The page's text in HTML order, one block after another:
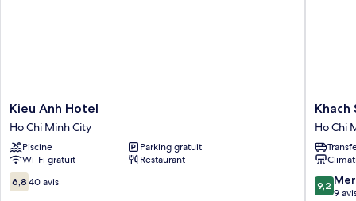
Kieu
Anh
Hotel
Ho
Chi
Minh
City
Kieu Anh Hotel
Ho Chi Minh City
Piscine
Parking gratuit
Wi-Fi gratuit
Restaurant
6.8
sur
6,8 40 avis
Khach
San
Huong
Giang
Ho
Chi
Minh
Khach
Ho Chi
9.2
sur
9,2
9